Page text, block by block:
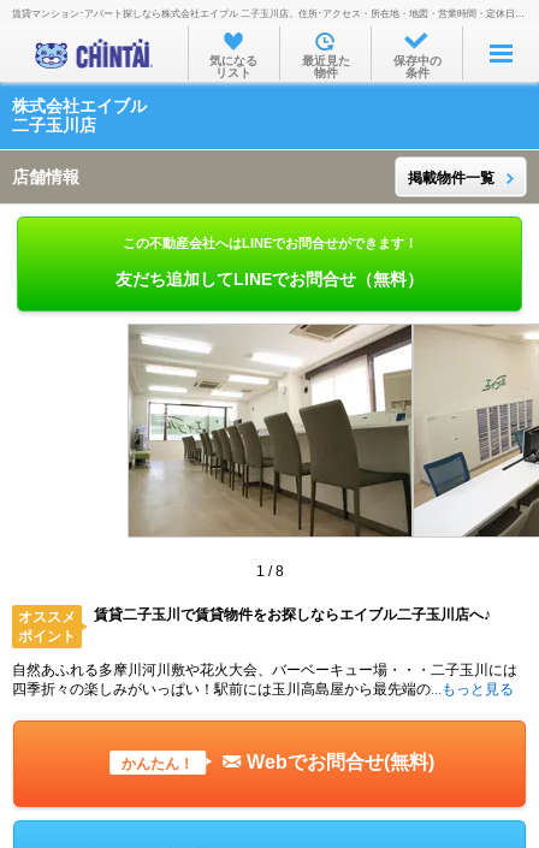
お部屋を探す
沿線・駅から
通勤通学時間から
物件特集から
TOP
賃貸マンション･アパート探しなら株式会社エイブル 二子玉川店。住所･アクセス・所在地・地図・営業時間・定休日・電話番号などを掲載。
気になる
リスト
最近見た
物件
保存中の
条件
株式会社エイブル
二子玉川店
店舗情報 掲載物件一覧
この不動産会社へはLINEでお問合せができます！
友だち追加してLINEでお問合せ（無料）
1 /8
オススメ
ポイント
賃貸二子玉川で賃貸物件をお探しならエイブル二子玉川店へ♪
自然あふれる多摩川河川敷や花火大会、バーベーキュー場・・・二子玉川には
四季折々の楽しみがいっぱい！駅前には玉川高島屋から最先端の ...もっと見る
かんたん！ Webでお問合せ(無料)